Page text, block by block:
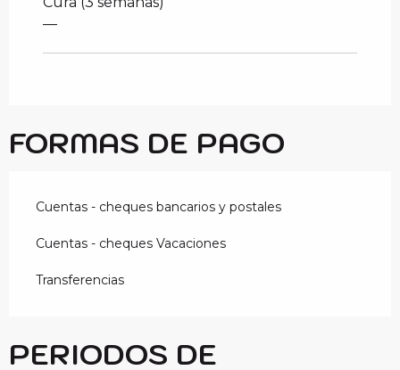
—
FORMAS DE PAGO
Cuentas - cheques bancarios y postales
Cuentas - cheques Vacaciones
Transferencias
PERIODOS DE